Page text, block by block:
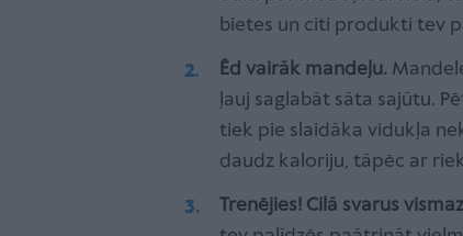
bietes un citi produkti tev
Ēd vairāk mandeļu.
ļauj saglabāt sāta sajūtu.
tiek pie slaidāka vidukļa
daudz kaloriju, tāpēc ar
Trenējies! Cilā svarus